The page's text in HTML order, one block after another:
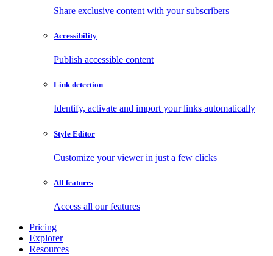
Share exclusive content with your subscribers
Accessibility
Publish accessible content
Link detection
Identify, activate and import your links automatically
Style Editor
Customize your viewer in just a few clicks
All features
Access all our features
Pricing
Explorer
Resources